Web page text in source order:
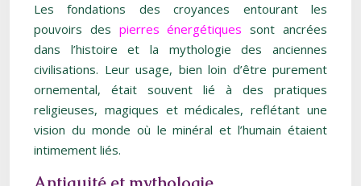
Les fondations des croyances entourant les
pouvoirs des pierres énergétiquessont ancrées
dans l’histoire et la mythologie des anciennes
civilisations. Leur usage, bien loin d’être purement
ornemental, était souvent lié à des pratiques
religieuses, magiques et médicales, reflétant une
vision du monde où le minéral et l’humain étaient
intimement liés.